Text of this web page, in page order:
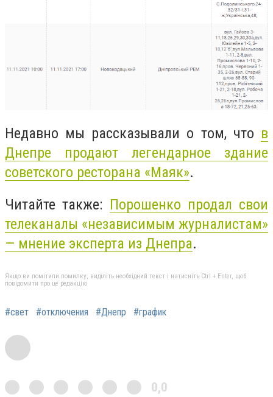
Недавно мы рассказывали о том, что в
Днепре продают легендарное здание
советского ресторана «Маяк».
Читайте также: Порошенко продал свои
телеканалы «независимым журналистам»
— мнение эксперта из Днепра.
Якщо ви помітили помилку, виділіть необхідний текст і натисніть Ctrl + Enter, щоб
повідомити про це редакцію
#свет #отключения #Днепр #график
0,0